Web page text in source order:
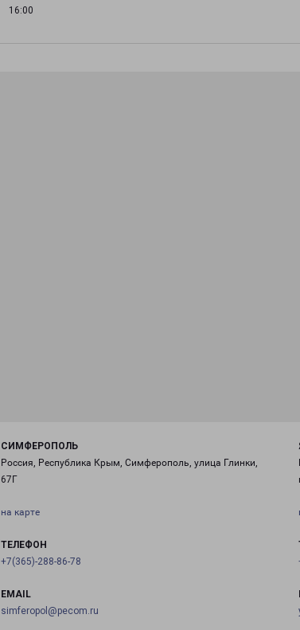
16:00
СИМФЕРОПОЛЬ
Россия, Республика Крым, Симферополь, улица Глинки,
67Г
на карте
ТЕЛЕФОН
+7(365)-288-86-78
EMAIL
simferopol@pecom.ru